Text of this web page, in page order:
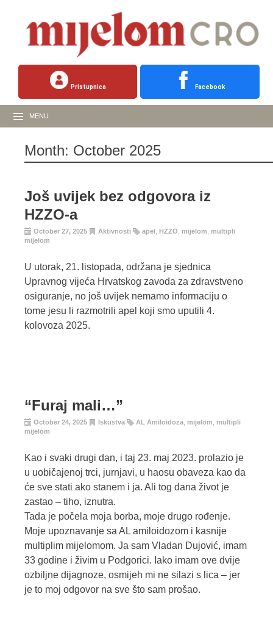
Pristupnica Facebook
MENU
Month: October 2025
Još uvijek bez odgovora iz
HZZO-a
October 27, 2025 Aktivnosti apel HZZO mijelom
multipli
mijelom
U utorak, 21. listopada, održana je sjednica
Upravnog vijeća Hrvatskog zavoda za zdravstveno
osiguranje, no još uvijek nemamo informaciju o
tome jesu li razmotrili apel koji smo uputili 4.
kolovoza 2025.
“Furaj mali…”
October 24, 2025 Iskustva AL Amiloidoza mijelom
multipli
mijelom
Kao i svaki drugi dan, i taj 23. maj 2023. prolazio je
u uobičajenoj trci, jurnjavi, u haosu obaveza kao da
će sve stati ako stanem i ja. Ali tog dana život je
zastao – tiho, iznutra.
Tada je počela moja borba, moje drugo rođenje.
Moje upoznavanje sa AL amiloidozom i kasnije
multiplim mijelomom. Ja sam Vladan Dujović, imam
33 godine i živim u Podgorici. Iako imam ove dvije
ozbiljne dijagnoze, osmijeh mi ne silazi s lica – jer
je to moj odgovor na sve što sam prošao.